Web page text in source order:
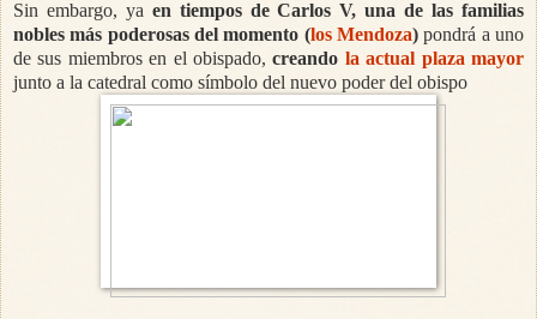
Sin embargo, ya en tiempos de Carlos V, una de las familias
nobles más poderosas del momento (los Mendoza)pondrá a uno
de sus miembros en el obispado,creando la actual plaza mayor
junto a la catedral como símbolo del nuevo poder del obispo